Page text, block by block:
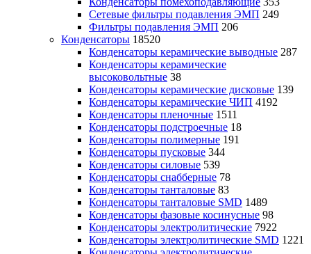
Сетевые фильтры подавления ЭМП 249
Фильтры подавления ЭМП 206
Конденсаторы 18520
Конденсаторы керамические выводные 287
Конденсаторы керамические
высоковольтные 38
Конденсаторы керамические дисковые 139
Конденсаторы керамические ЧИП 4192
Конденсаторы пленочные 1511
Конденсаторы подстроечные 18
Конденсаторы полимерные 191
Конденсаторы пусковые 344
Конденсаторы силовые 539
Конденсаторы снабберные 78
Конденсаторы танталовые 83
Конденсаторы танталовые SMD 1489
Конденсаторы фазовые косинусные 98
Конденсаторы электролитические 7922
Конденсаторы электролитические SMD 1221